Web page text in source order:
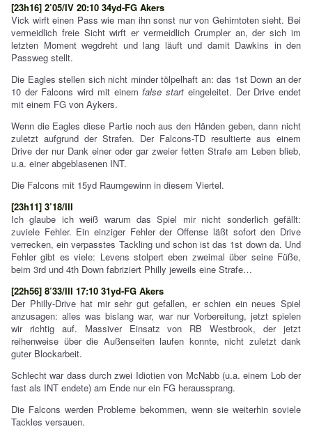
[23h16] 2’05/IV 20:10 34yd-FG Akers
Vick wirft einen Pass wie man ihn sonst nur von Gehirntoten sieht. Bei
vermeidlich freie Sicht wirft er vermeidlich Crumpler an, der sich im
letzten Moment wegdreht und lang läuft und damit Dawkins in den
Passweg stellt.
Die Eagles stellen sich nicht minder tölpelhaft an: das 1st Down an der
10 der Falcons wird mit einemfalse start eingeleitet. Der Drive endet
mit einem FG von Aykers.
Wenn die Eagles diese Partie noch aus den Händen geben, dann nicht
zuletzt aufgrund der Strafen. Der Falcons-TD resultierte aus einem
Drive der nur Dank einer oder gar zweier fetten Strafe am Leben blieb,
u.a. einer abgeblasenen INT.
Die Falcons mit 15yd Raumgewinn in diesem Viertel.
[23h11] 3’18/III
Ich glaube ich weiß warum das Spiel mir nicht sonderlich gefällt:
zuviele Fehler. Ein einziger Fehler der Offense läßt sofort den Drive
verrecken, ein verpasstes Tackling und schon ist das 1st down da. Und
Fehler gibt es viele: Levens stolpert eben zweimal über seine Füße,
beim 3rd und 4th Down fabriziert Philly jeweils eine Strafe…
[22h56] 8’33/III 17:10 31yd-FG Akers
Der Philly-Drive hat mir sehr gut gefallen, er schien ein neues Spiel
anzusagen: alles was bislang war, war nur Vorbereitung, jetzt spielen
wir richtig auf. Massiver Einsatz von RB Westbrook, der jetzt
reihenweise über die Außenseiten laufen konnte, nicht zuletzt dank
guter Blockarbeit.
Schlecht war dass durch zwei Idiotien von McNabb (u.a. einem Lob der
fast als INT endete) am Ende nur ein FG heraussprang.
Die Falcons werden Probleme bekommen, wenn sie weiterhin soviele
Tackles versauen.